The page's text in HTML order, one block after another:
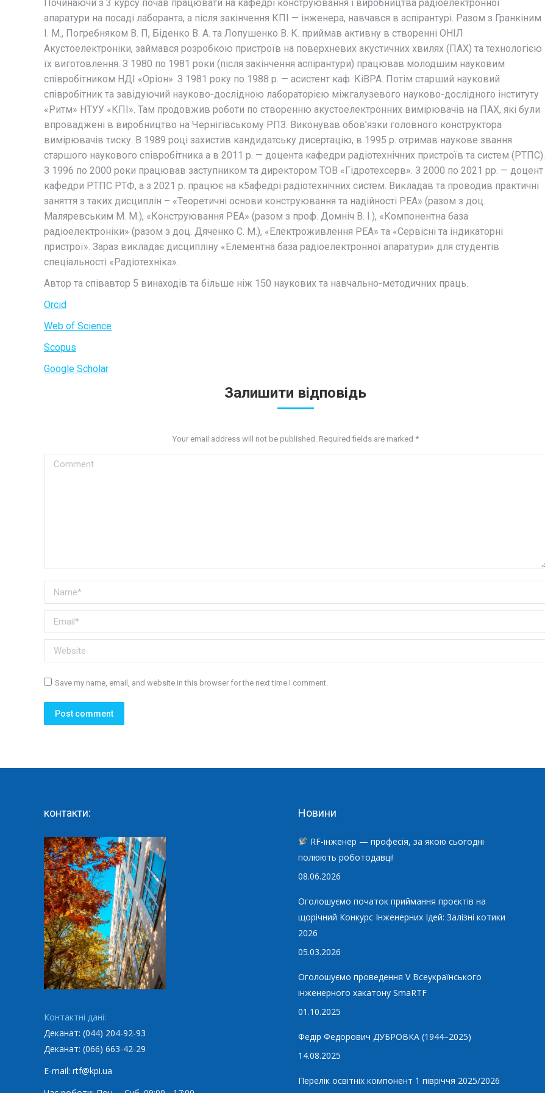
Починаючи з 3 курсу почав працювати на кафедрі конструювання і виробництва радіоелектронної
апаратури на посаді лаборанта, а після закінчення КПІ — інженера, навчався в аспірантурі. Разом з Гранкіним
І. М., Погребняком В. П, Біденко В. А. та Лопушенко В. К. приймав активну в створенні ОНІЛ
Акустоелектроніки, займався розробкою пристроїв на поверхневих акустичних хвилях (ПАХ) та технологією
їх виготовлення. З 1980 по 1981 роки (після закінчення аспірантури) працював молодшим науковим
співробітником НДІ «Оріон». З 1981 року по 1988 р. — асистент каф. КіВРА. Потім старший науковий
співробітник та завідуючий науково-дослідною лабораторією міжгалузевого науково-дослідного інституту
«Ритм» НТУУ «КПІ». Там продовжив роботи по створенню акустоелектронних вимірювачів на ПАХ, які були
впроваджені в виробництво на Чернігівському РПЗ. Виконував обов’язки головного конструктора
вимірювачів тиску. В 1989 році захистив кандидатську дисертацію, в 1995 р. отримав наукове звання
старшого наукового співробітника а в 2011 р. — доцента кафедри радіотехнічних пристроїв та систем (РТПС).
З 1996 по 2000 роки працював заступником та директором ТОВ «Гідротехсерв». З 2000 по 2021 рр. — доцент
кафедри РТПС РТФ, а з 2021 р. працює на к5афедрі радіотехнічних систем. Викладав та проводив практичні
заняття з таких дисциплін – «Теоретичні основи конструювання та надійності РЕА» (разом з доц.
Маляревським М. М.), «Конструювання РЕА» (разом з проф. Домніч В. І.), «Компонентна база
радіоелектроніки» (разом з доц. Дяченко С. М.), «Електроживлення РЕА» та «Сервісні та індикаторні
пристрої». Зараз викладає дисципліну «Елементна база радіоелектронної апаратури» для студентів
спеціальності «Радіотехніка».
Автор та співавтор 5 винаходів та більше ніж 150 наукових та навчально-методичних праць.
Orcid
Web of Science
Scopus
Google Scholar
Залишити відповідь
Your email address will not be published. Required fields are marked *
Comment
Name *
Email *
Website
Save my name, email, and website in this browser for the next time I comment.
Post comment
контакти:
Контактні дані:
Деканат: (044) 204-92-93
Деканат: (066) 663-42-29
E-mail: rtf@kpi.ua
Новини
RF-інженер — професія, за якою сьогодні
полюють роботодавці!
08.06.2026
Оголошуємо початок приймання проєктів на
щорічний Конкурс Інженерних Ідей: Залізні котики
2026
05.03.2026
Оголошуємо проведення V Всеукраїнського
інженерного хакатону SmaRTF
01.10.2025
Федір Федорович ДУБРОВКА (1944–2025)
14.08.2025
Перелік освітніх компонент 1 півріччя 2025/2026